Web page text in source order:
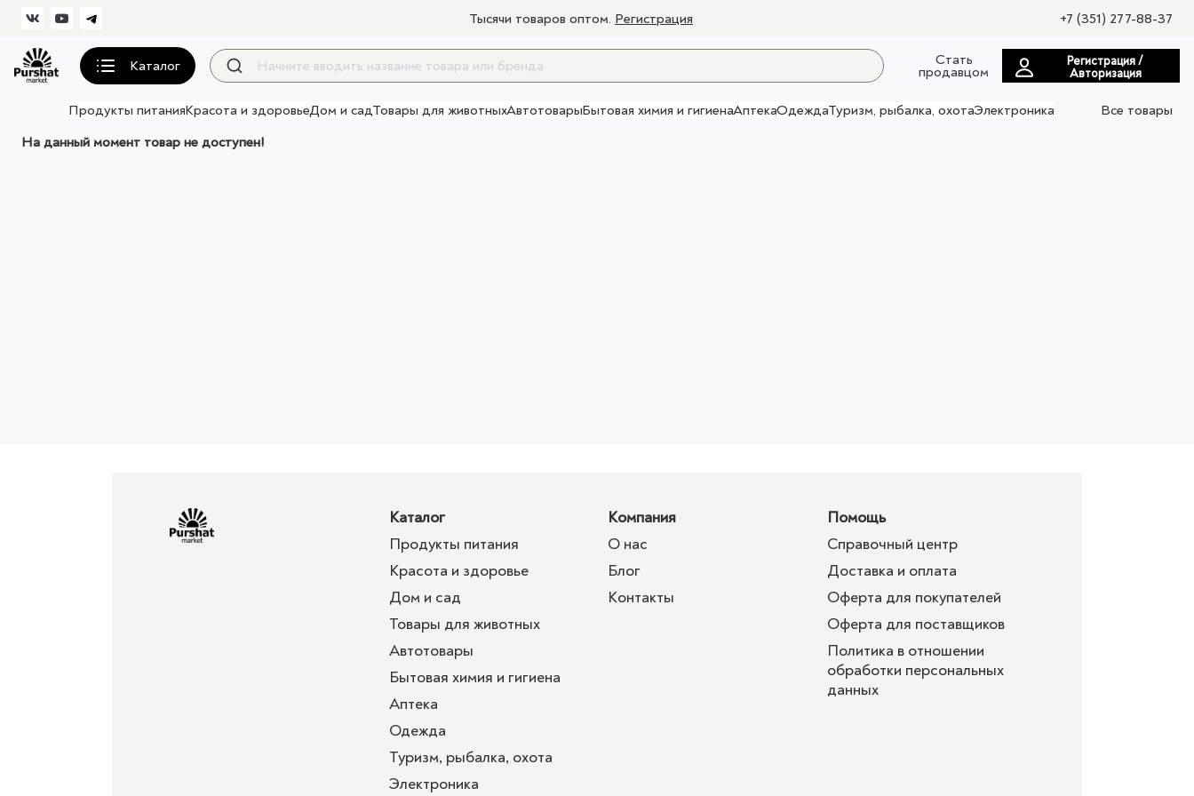
Тысячи товаров оптом. Регистрация +7 (351) 277-88-37
Каталог Стать
продавцом
Регистрация /
Авторизация
Продукты питанияКрасота и здоровьеДом и садТовары для животныхАвтотоварыБытовая химия и гигиенаАптекаОдеждаТуризм, рыбалка, охотаЭлектроника
Все товары
На данный момент товар не доступен!
Каталог
Продукты питания
Красота и здоровье
Дом и сад
Товары для животных
Автотовары
Бытовая химия и гигиена
Аптека
Одежда
Туризм, рыбалка, охота
Электроника
Компания
О нас
Блог
Контакты
Помощь
Справочный центр
Доставка и оплата
Оферта для покупателей
Оферта для поставщиков
Политика в отношении
обработки персональных
данных